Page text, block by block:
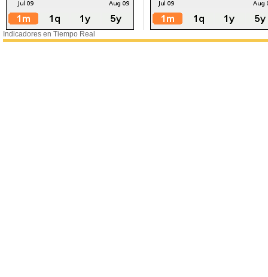
Indicadores en Tiempo Real